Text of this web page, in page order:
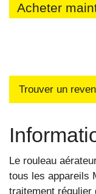
Acheter
Trouver un
Le rouleau
tous les appareils
traitement régulier